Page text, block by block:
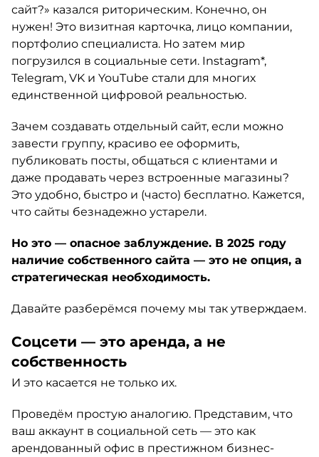
сайт?» казался риторическим. Конечно, он
нужен! Это визитная карточка, лицо компании,
портфолио специалиста. Но затем мир
погрузился в социальные сети. Instagram*,
Telegram, VK и YouTube стали для многих
единственной цифровой реальностью.
Зачем создавать отдельный сайт, если можно
завести группу, красиво ее оформить,
публиковать посты, общаться с клиентами и
даже продавать через встроенные магазины?
Это удобно, быстро и (часто) бесплатно. Кажется,
что сайты безнадежно устарели.
Но это — опасное заблуждение. В 2025 году
наличие собственного сайта — это не опция, а
стратегическая необходимость.
Давайте разберёмся почему мы так утверждаем.
Соцсети — это аренда, а не
собственность
И это касается не только их.
Проведём простую аналогию. Представим, что
ваш аккаунт в социальной сеть — это как
арендованный офис в престижном бизнес-